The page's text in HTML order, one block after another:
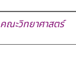
คณะวิทยาศาสตร์